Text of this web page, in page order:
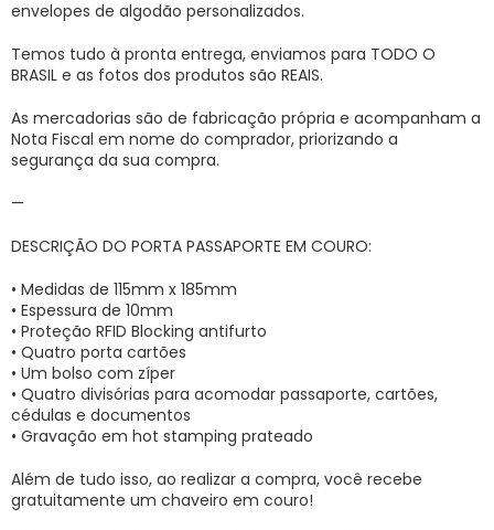
envelopes de algodão personalizados.
Temos tudo à pronta entrega, enviamos para TODO O
BRASIL e as fotos dos produtos são REAIS.
As mercadorias são de fabricação própria e acompanham a
Nota Fiscal em nome do comprador, priorizando a
segurança da sua compra.
—
DESCRIÇÃO DO PORTA PASSAPORTE EM COURO:
• Medidas de 115mm x 185mm
• Espessura de 10mm
• Proteção RFID Blocking antifurto
• Quatro porta cartões
• Um bolso com zíper
• Quatro divisórias para acomodar passaporte, cartões,
cédulas e documentos
• Gravação em hot stamping prateado
Além de tudo isso, ao realizar a compra, você recebe
gratuitamente um chaveiro em couro!